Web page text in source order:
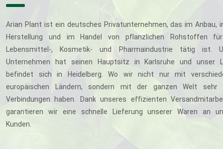
Arian Plant ist ein deutsches Privatunternehmen, das im Anbau,
Herstellung und im Handel von pflanzlichen Rohstoffen
Lebensmittel-, Kosmetik- und Pharmaindustrie tätig ist.
Unternehmen hat seinen Hauptsitz in Karlsruhe und unser
befindet sich in Heidelberg. Wo wir nicht nur mit
europäischen Ländern, sondern mit der ganzen Welt sehr
Verbindungen haben. Dank unseres effizienten
garantieren wir eine schnelle Lieferung unserer Waren an
Kunden.